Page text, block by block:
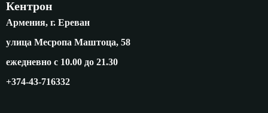
Кентрон
Армения, г. Ереван
улица Месропа Маштоца, 58
ежедневно с 10.00 до 21.30
+374-43-716332